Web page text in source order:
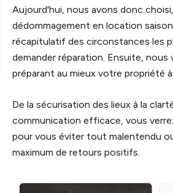
Aujourd'hui, nous avons donc
dédommagement en location
récapitulatif des circonstances les
demander réparation. Ensuite,
préparant au mieux votre propriété
De la sécurisation des lieux à la
communication efficace, vous
pour vous éviter tout malentendu
maximum de retours positifs.